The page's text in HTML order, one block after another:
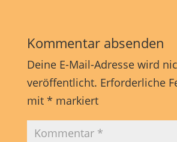
Kommentar absenden
Deine E-Mail-Adresse wird
veröffentlicht. Erforderliche
mit * markiert